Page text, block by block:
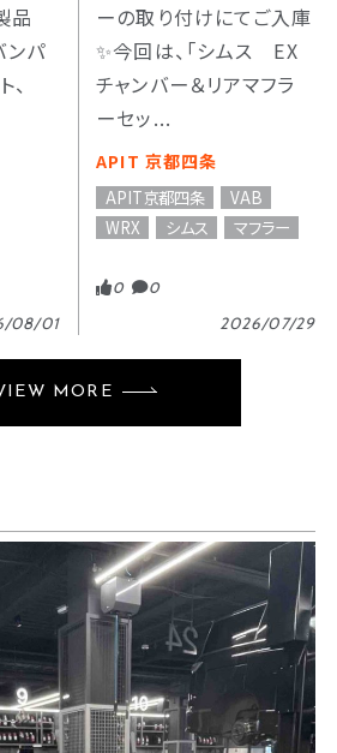
08/01
品
パ
、
2026/07/29
ーの取り付けにてご入庫
✨今回は、「シムス EX
チャンバー＆リアマフラ
ーセッ...
APIT 京都四条
APIT京都四条
VAB
WRX
シムス マフラー
0 0
MORE